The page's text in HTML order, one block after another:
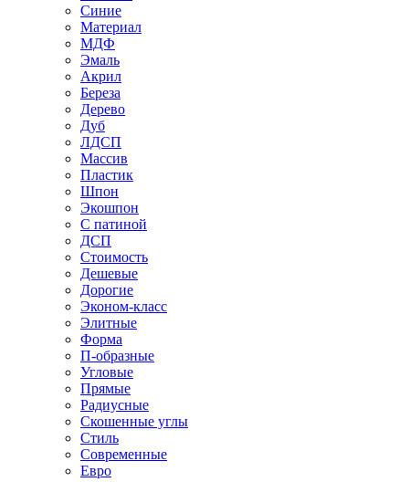
Синие
Материал
МДФ
Эмаль
Акрил
Береза
Дерево
Дуб
ЛДСП
Массив
Пластик
Шпон
Экошпон
С патиной
ДСП
Стоимость
Дешевые
Дорогие
Эконом-класс
Элитные
Форма
П-образные
Угловые
Прямые
Радиусные
Скошенные углы
Стиль
Современные
Евро